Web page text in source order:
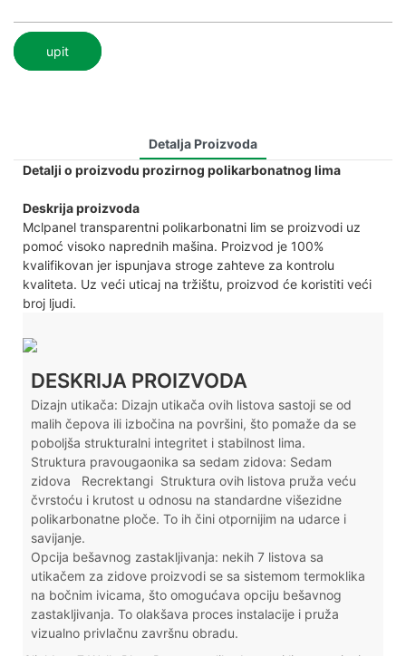
upit
Detalja Proizvoda
Detalji o proizvodu prozirnog polikarbonatnog lima
Deskrija proizvoda
Mclpanel transparentni polikarbonatni lim se proizvodi uz
pomoć visoko naprednih mašina. Proizvod je 100%
kvalifikovan jer ispunjava stroge zahteve za kontrolu
kvaliteta. Uz veći uticaj na tržištu, proizvod će koristiti veći
broj ljudi.
DESKRIJA PROIZVODA
Dizajn utikača: Dizajn utikača ovih listova sastoji se od
malih čepova ili izbočina na površini, što pomaže da se
poboljša strukturalni integritet i stabilnost lima.
Struktura pravougaonika sa sedam zidova: Sedam
zidova
Recrektangi Struktura ovih listova pruža veću
čvrstoću i krutost u odnosu na standardne višezidne
polikarbonatne ploče. To ih čini otpornijim na udarce i
savijanje.
Opcija bešavnog zastakljivanja: nekih 7 listova sa
utikačem za zidove proizvodi se sa sistemom termoklika
na bočnim ivicama, što omogućava opciju bešavnog
zastakljivanja. To olakšava proces instalacije i pruža
vizualno privlačnu završnu obradu.